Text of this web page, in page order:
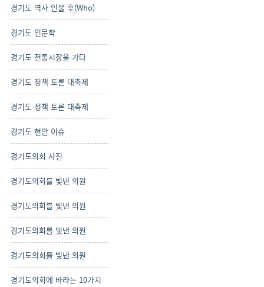
경기도 역사 인물 후(Who)
경기도 인문학
경기도 전통시장을 가다
경기도 정책 토론 대축제
경기도 정책 토론 대축제
경기도 현안 이슈
경기도의회 사진
경기도의회를 빛낸 의원
경기도의회를 빛낸 의원
경기도의회를 빛낸 의원
경기도의회를 빛낸 의원
경기도의회에 바라는 10가지